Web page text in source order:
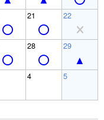
21 22
28 29
4 5